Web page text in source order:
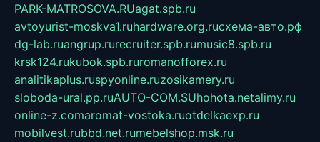
PARK-MATROSOVA.RUagat.spb.ru
avtoyurist-moskva1.ruhardware.org.ruсхема-авто.рф
dg-lab.ruangrup.rurecruiter.spb.rumusic8.spb.ru
krsk124.rukubok.spb.ruromanofforex.ru
analitikaplus.ruspyonline.ruzosikamery.ru
sloboda-ural.pp.ruAUTO-COM.SUhohota.netalimy.ru
online-z.comaromat-vostoka.ruotdelkaexp.ru
mobilvest.rubbd.net.rumebelshop.msk.ru